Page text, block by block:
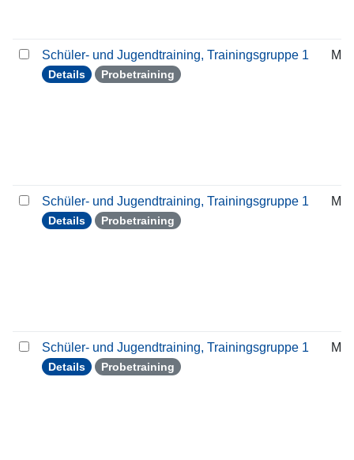
Schüler- und Jugendtraining, Trainingsgruppe 1
Details Probetraining
Schüler- und Jugendtraining, Trainingsgruppe 1
Details Probetraining
Schüler- und Jugendtraining, Trainingsgruppe 1
Details Probetraining